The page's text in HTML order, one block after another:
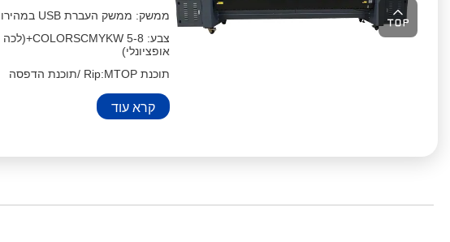
ממשק: ממשק העברת USB במהירות גבוהה
אופציונלי)
תוכנת Rip:MTOP /תוכנת הדפסה
קרא עוד